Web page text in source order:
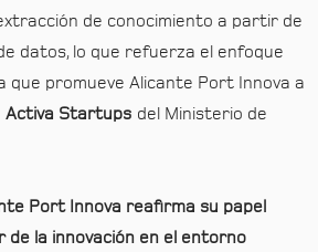
de conocimiento a partir de
datos, lo que refuerza el enfoque
que promueve Alicante Port Innova a
Activa Startups del Ministerio de
Port Innova reafirma su papel
la innovación en el entorno